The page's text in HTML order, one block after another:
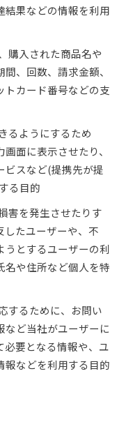
結果などの情報を利用
購入された商品名や
、回数、請求金額、
トカード番号などの支
るようにするため
面に表示させたり、
ビスなど(提携先が提
る目的
害を発生させたりす
したユーザーや、不
うとするユーザーの利
名や住所など個人を特
するために、お問い
ど当社がユーザーに
必要となる情報や、ユ
報などを利用する目的